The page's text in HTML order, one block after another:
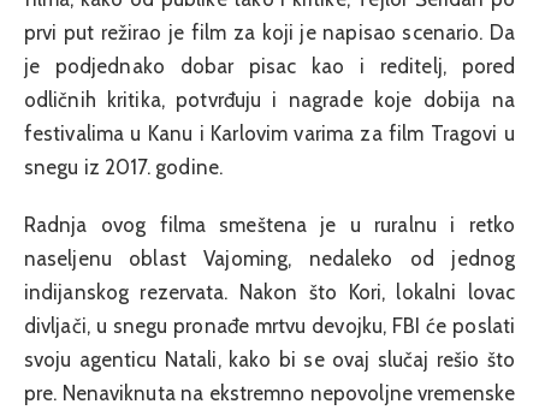
prvi put režirao je film za koji je napisao scenario. Da
je podjednako dobar pisac kao i reditelj, pored
odličnih kritika, potvrđuju i nagrade koje dobija na
festivalima u Kanu i Karlovim varima za film Tragovi u
snegu iz 2017. godine.
Radnja ovog filma smeštena je u ruralnu i retko
naseljenu oblast Vajoming, nedaleko od jednog
indijanskog rezervata. Nakon što Kori, lokalni lovac
divljači, u snegu pronađe mrtvu devojku, FBI će poslati
svoju agenticu Natali, kako bi se ovaj slučaj rešio što
pre. Nenaviknuta na ekstremno nepovoljne vremenske